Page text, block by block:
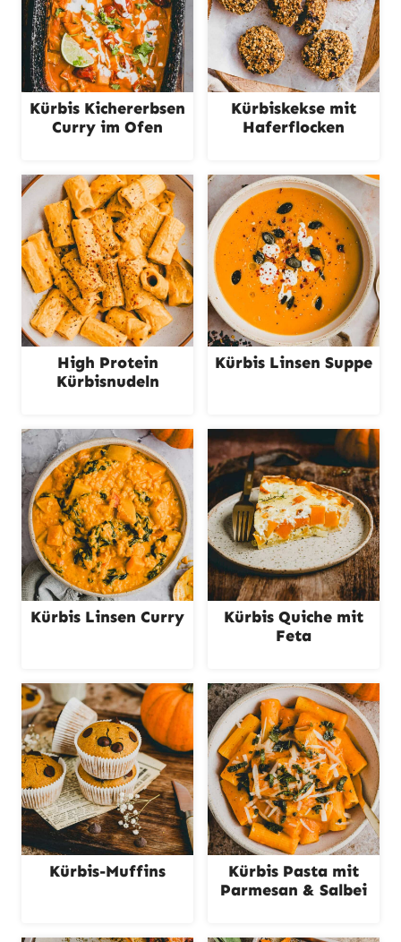
Kürbis Kichererbsen
Curry im Ofen
Kürbiskekse mit
Haferflocken
High Protein
Kürbisnudeln
Kürbis Linsen Suppe
Kürbis Linsen Curry
Kürbis Quiche mit
Feta
Kürbis-Muffins
Kürbis Pasta mit
Parmesan & Salbei